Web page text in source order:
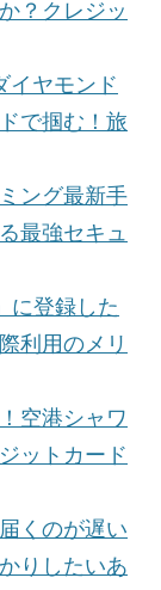
？クレジッ
イヤモンド
で掴む！旅
ング最新手
最強セキュ
に登録した
利用のメリ
空港シャワ
ットカード
くのが遅い
りしたいあ